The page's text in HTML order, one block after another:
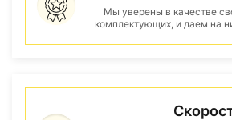
Мы уверены в качестве
комплектующих, и даем на